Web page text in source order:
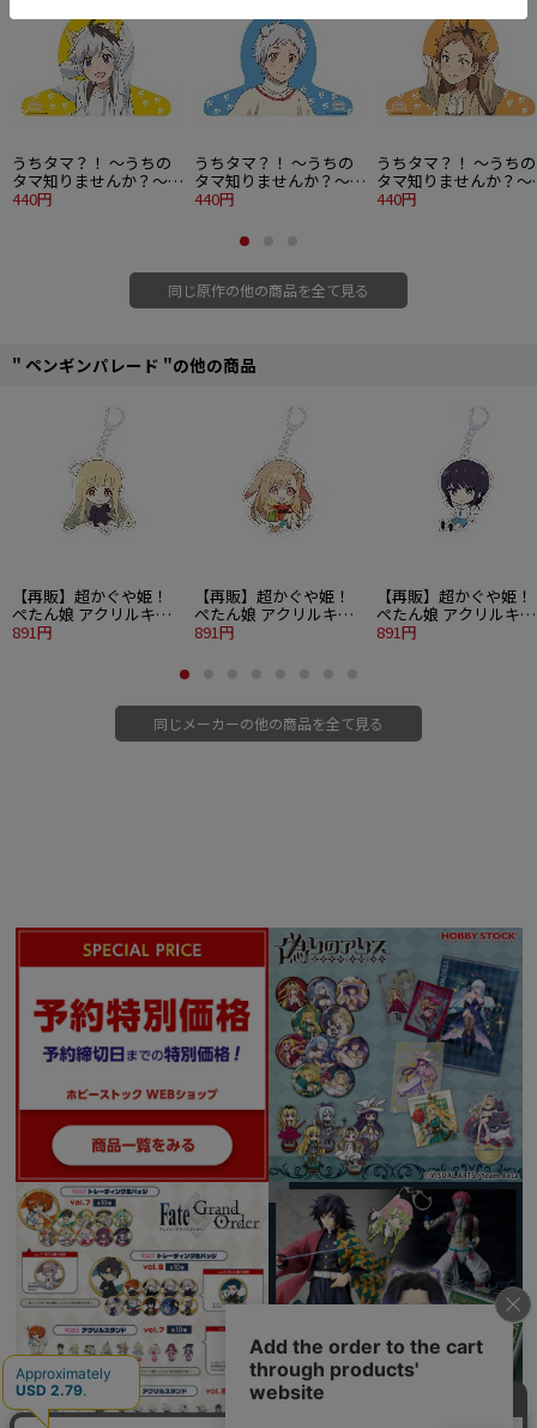
うちタマ？！ ～うちの
タマ知りませんか？～
キャラクターハンガー
440円
うちタマ？！ ～うちの
タマ知りませんか？～
キャラクターハンガー
440円
うちタマ？！ ～うちの
タマ知りませんか？～
キャラクターハンガー
440円
同じ原作の他の商品を全て見る
" ペンギンパレード "の他の商品
【再販】超かぐや姫！
ぺたん娘 アクリルキー
ホルダー かぐや 現実
891円
【再販】超かぐや姫！
ぺたん娘 アクリルキー
ホルダー かぐや VR
891円
【再販】超かぐや姫！
ぺたん娘 アクリルキー
ホルダー 酒寄彩葉 現
891円
同じメーカーの他の商品を全て見る